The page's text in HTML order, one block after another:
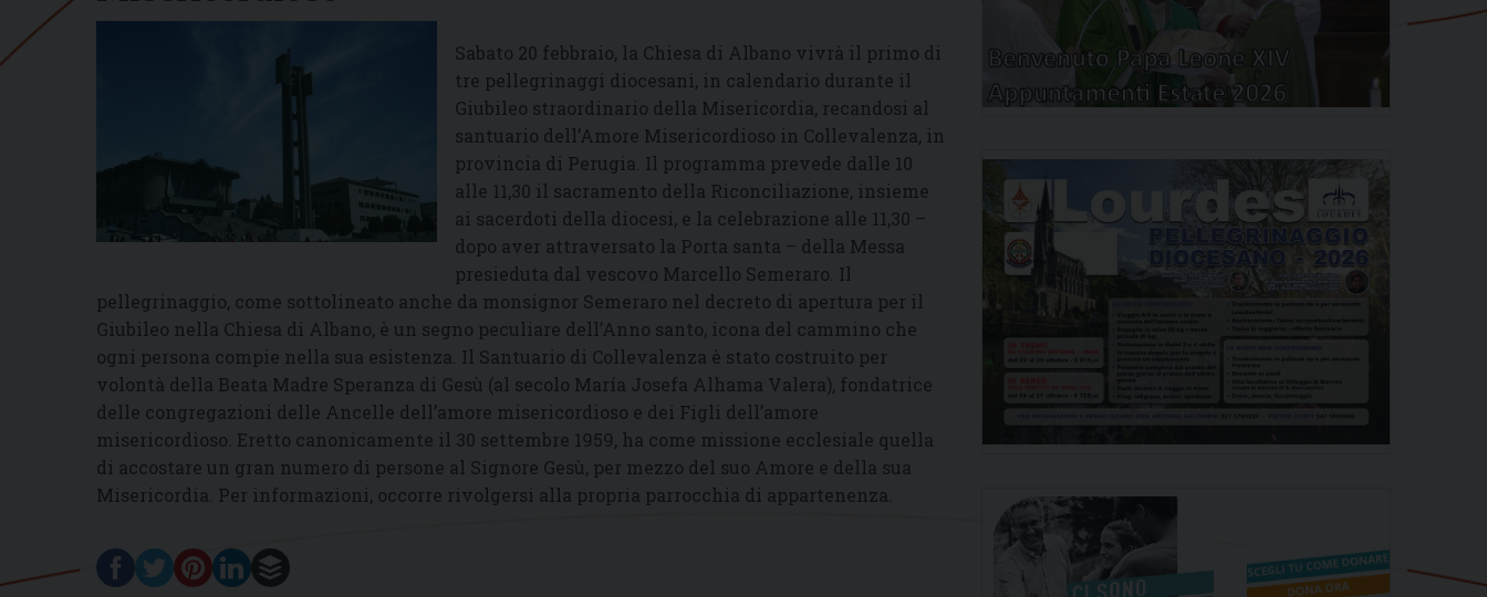
Sabato 20 febbraio, la Chiesa di Albano vivrà il primo di
tre pellegrinaggi diocesani, in calendario durante il
Giubileo straordinario della Misericordia, recandosi al
santuario dell’Amore Misericordioso in Collevalenza, in
provincia di Perugia. Il programma prevede dalle 10
alle 11,30 il sacramento della Riconciliazione, insieme
ai sacerdoti della diocesi, e la celebrazione alle 11,30 –
dopo aver attraversato la Porta santa – della Messa
presieduta dal vescovo Marcello Semeraro. Il
pellegrinaggio, come sottolineato anche da monsignor Semeraro nel decreto di apertura per il
Giubileo nella Chiesa di Albano, è un segno peculiare dell’Anno santo, icona del cammino che
ogni persona compie nella sua esistenza. Il Santuario di Collevalenza è stato costruito per
volontà della Beata Madre Speranza di Gesù (al secolo María Josefa Alhama Valera), fondatrice
delle congregazioni delle Ancelle dell’amore misericordioso e dei Figli dell’amore
misericordioso. Eretto canonicamente il 30 settembre 1959, ha come missione ecclesiale quella
di accostare un gran numero di persone al Signore Gesù, per mezzo del suo Amore e della sua
Misericordia. Per informazioni, occorre rivolgersi alla propria parrocchia di appartenenza.